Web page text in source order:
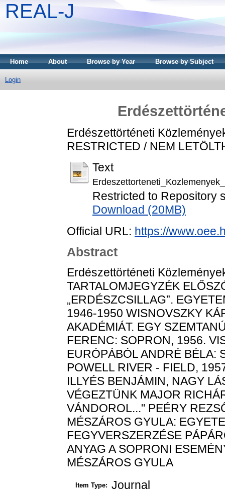
REAL-J
Home About Browse by Year Browse by Subject
Login
Erdészettörténeti
RESTRICTED / NEM
Text
Restricted to Repository
Download (20MB)
Official URL: https://
Abstract
Erdészettörténeti
TARTALOMJEGYZÉK
„ERDÉSZCSILLAG”.
1946-1950 WISNOVSZKY
AKADÉMIÁT. EGY
FERENC: SOPRON, 1956.
EURÓPÁBÓL ANDRÉ BÉLA:
POWELL RIVER - FIELD,
ILLYÉS BENJÁMIN, NAGY
VÉGEZTÜNK MAJOR
VÁNDOROL..." PEÉRY
MÉSZÁROS GYULA:
FEGYVERSZERZÉSE
ANYAG A SOPRONI
MÉSZÁROS GYULA
Item Type: Journal